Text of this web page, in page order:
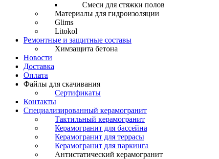
Смеси для стяжки полов
Материалы для гидроизоляции
Glims
Litokol
Ремонтные и защитные составы
Химзащита бетона
Новости
Доставка
Оплата
Файлы для скачивания
Сертификаты
Контакты
Специализированный керамогранит
Тактильный керамогранит
Керамогранит для бассейна
Керамогранит для террасы
Керамогранит для паркинга
Антистатический керамогранит